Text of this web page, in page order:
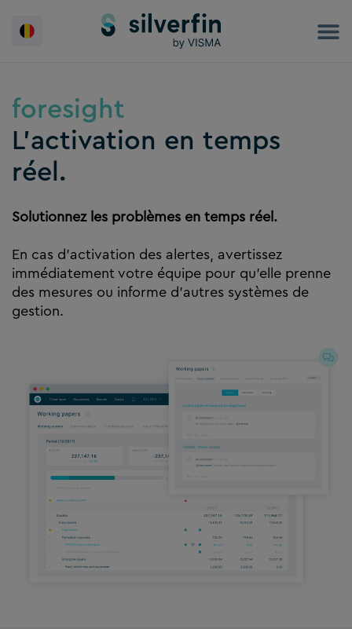
foresight
L’activation en temps
réel.
Solutionnez les problèmes en temps réel.
En cas d’activation des alertes, avertissez
immédiatement votre équipe pour qu’elle prenne
des mesures ou informe d’autres systèmes de
gestion.